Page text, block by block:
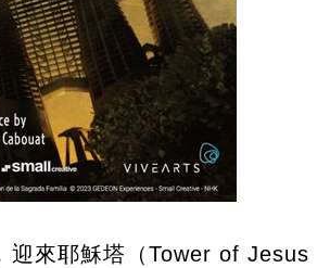
迎來耶穌塔（Tower of Jesus